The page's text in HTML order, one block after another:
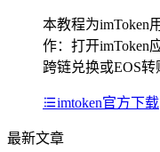
本教程为imToken
作：打开imToken
跨链兑换或EOS
imtoken官方下载
最新文章